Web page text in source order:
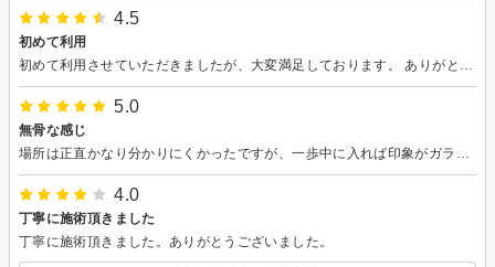
4.5
初めて利用
5.0
無骨な感じ
4.0
丁寧に施術頂きました
丁寧に施術頂きました。ありがとうございました。